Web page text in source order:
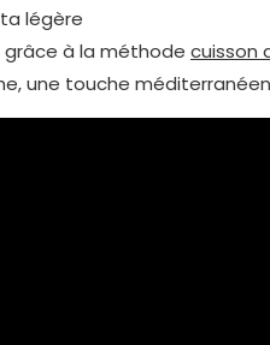
légère
grâce à la méthode cuisson
une touche